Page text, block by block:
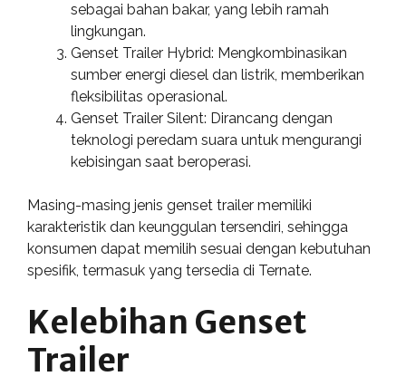
sebagai bahan bakar, yang lebih ramah
lingkungan.
Genset Trailer Hybrid: Mengkombinasikan
sumber energi diesel dan listrik, memberikan
fleksibilitas operasional.
Genset Trailer Silent: Dirancang dengan
teknologi peredam suara untuk mengurangi
kebisingan saat beroperasi.
Masing-masing jenis genset trailer memiliki
karakteristik dan keunggulan tersendiri, sehingga
konsumen dapat memilih sesuai dengan kebutuhan
spesifik, termasuk yang tersedia di Ternate.
Kelebihan Genset
Trailer